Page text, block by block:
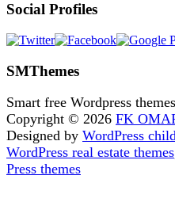
Social Profiles
SMThemes
Smart free Wordpress
Copyright © 2026 FK
Designed by WordPress
WordPress real estate themes
Press themes